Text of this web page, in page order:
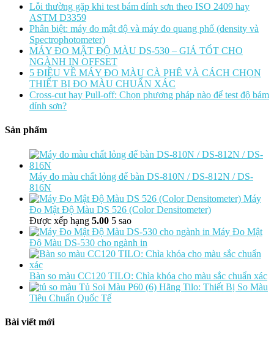
Lỗi thường gặp khi test bám dính sơn theo ISO 2409 hay
ASTM D3359
Phân biệt: máy đo mật độ và máy đo quang phổ (density và
Spectrophotometer)
MÁY ĐO MẬT ĐỘ MÀU DS-530 – GIÁ TỐT CHO
NGÀNH IN OFFSET
5 ĐIỀU VỀ MÁY ĐO MÀU CÀ PHÊ VÀ CÁCH CHỌN
THIẾT BỊ ĐO MÀU CHUẨN XÁC
Cross-cut hay Pull-off: Chọn phương pháp nào để test độ bám
dính sơn?
Sản phẩm
Máy đo màu chất lỏng để bàn DS-810N / DS-812N / DS-
816N
Máy
Đo Mật Độ Màu DS 526 (Color Densitometer)
Được xếp hạng 5.00 5 sao
Máy Đo Mật
Độ Màu DS-530 cho ngành in
Bàn so màu CC120 TILO: Chìa khóa cho màu sắc chuẩn xác
Tủ Soi Màu P60 (6) Hãng Tilo: Thiết Bị So Màu
Tiêu Chuẩn Quốc Tế
Bài viết mới